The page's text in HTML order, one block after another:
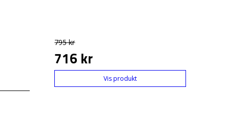
795 kr
716 kr
Vis produkt